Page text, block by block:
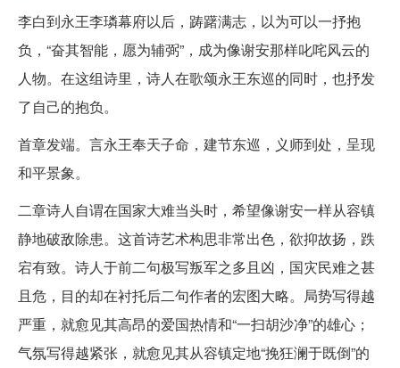
李白到永王李璘幕府以后，踌躇满志，以为可以一抒抱
负，“奋其智能，愿为辅弼”，成为像谢安那样叱咤风云的
人物。在这组诗里，诗人在歌颂永王东巡的同时，也抒发
了自己的抱负。
首章发端。言永王奉天子命，建节东巡，义师到处，呈现
和平景象。
二章诗人自谓在国家大难当头时，希望像谢安一样从容镇
静地破敌除患。这首诗艺术构思非常出色，欲抑故扬，跌
宕有致。诗人于前二句极写叛军之多且凶，国灾民难之甚
且危，目的却在衬托后二句作者的宏图大略。局势写得越
严重，就愈见其高昂的爱国热情和“一扫胡沙净”的雄心；
气氛写得越紧张，就愈见其从容镇定地“挽狂澜于既倒”的